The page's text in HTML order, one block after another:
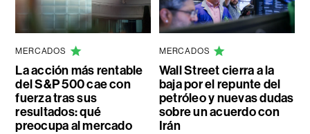
MERCADOS
La acción más rentable
del S&P 500 cae con
fuerza tras sus
resultados: qué
preocupa al mercado
MERCADOS
Wall Street cierra a la
baja por el repunte del
petróleo y nuevas dudas
sobre un acuerdo con
Irán